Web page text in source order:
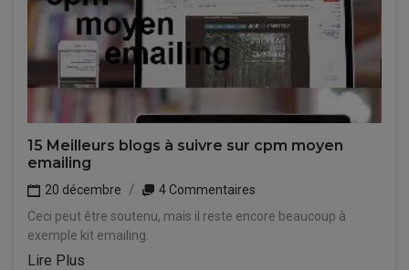
15 Meilleurs blogs à suivre sur cpm moyen
emailing
20 décembre
4 Commentaires
Ceci peut être soutenu, mais il reste encore beaucoup à
exemple kit emailing.
Lire Plus